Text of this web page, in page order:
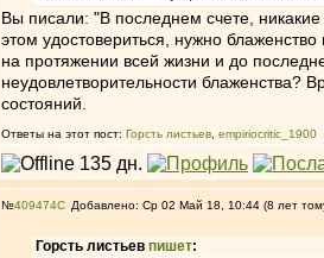
Вы писали: "В последнем счете,
этом удостовериться, нужно
на протяжении всей жизни и до
неудовлетворительности блаженства?
состояний.
Ответы на этот пост: Горсть листьев empiriocritic_1900
№409474 Добавлено: Ср 02 Май 18, 10:44 (8 лет
Горсть листьев пишет: